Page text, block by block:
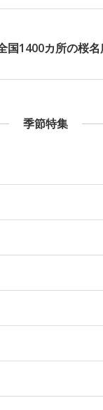
国1400カ所の桜
季節特集